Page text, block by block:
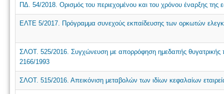
ΠΔ. 54/2018. Ορισμός του περιεχομένου και του χρόνου έναρξης της
ΕΛΤΕ 5/2017. Πρόγραμμα συνεχούς εκπαίδευσης των ορκωτών
ΣΛΟΤ. 525/2016. Συγχώνευση με απορρόφηση ημεδαπής θυγατρικής
2166/1993
ΣΛΟΤ. 515/2016. Απεικόνιση μεταβολών των ιδίων κεφαλαίων